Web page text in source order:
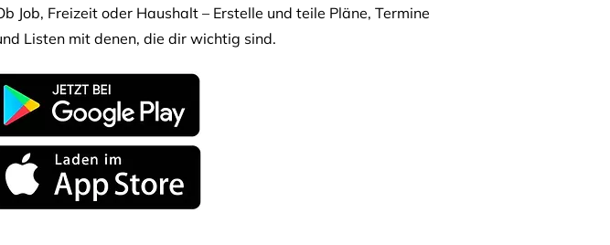
Job, Freizeit oder Haushalt – Erstelle und teile Pläne, Termine
Listen mit denen, die dir wichtig sind.